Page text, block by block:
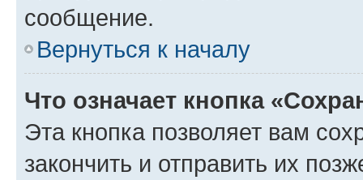
сообщение.
Вернуться к началу
Что означает кнопка
Эта кнопка позволяет вам
закончить и отправить их